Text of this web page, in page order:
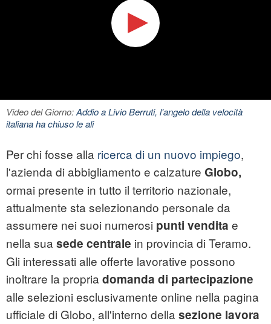
Video del Giorno:Addio a Livio Berruti, l'angelo della velocità
italiana ha chiuso le ali
Per chi fosse alla ricerca di un nuovo impiego,
l'azienda di abbigliamento e calzature Globo,
ormai presente in tutto il territorio nazionale,
attualmente sta selezionando personale da
assumere nei suoi numerosi punti vendita e
nella sua sede centrale in provincia di Teramo.
Gli interessati alle offerte lavorative possono
inoltrare la propria domanda di partecipazione
alle selezioni esclusivamente online nella pagina
ufficiale di Globo, all'interno della sezione lavora